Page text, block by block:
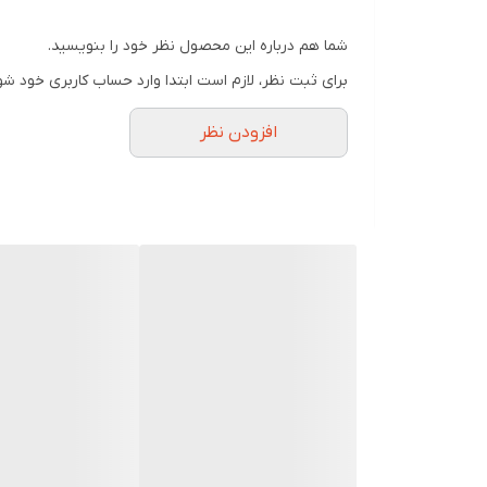
شما هم درباره این محصول نظر خود را بنویسید.
برای ثبت نظر، لازم است ابتدا وارد حساب کاربری خود
افزودن نظر